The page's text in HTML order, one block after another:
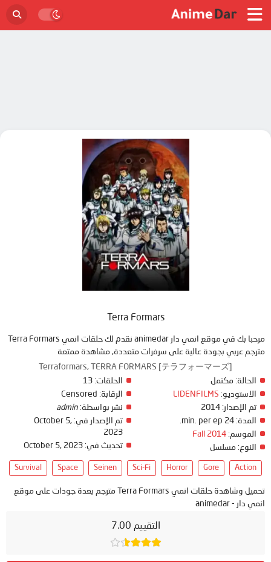
التقييم 7.00
Terra Formars
مرحبا بك في موقع انمي دار animedar نقدم لك حلقات انمي Terra Formars
مترجم عربي بجودة عالية على سرفرات متعددة, مشاهدة ممتعة
Terraformars, TERRA FORMARS [テラフォーマーズ]
الحالة: مكتمل
الاستوديو: LIDENFILMS
تم الإصدار:
المدة:
الموسم: Fall 2014
النوع: مسلسل
الحلقات: 13
الرقابة:
نشر بواسطة: admin
تم الإصدار في: October 5,
2023
تحديث في: October 5, 2023
Action
Gore
Horror
Sci-Fi
Seinen
Space
Survival
تحميل وشاهدة حلقات انمي Terra Formars مترجم بعدة جودات على موقع
انمي دار - animedar